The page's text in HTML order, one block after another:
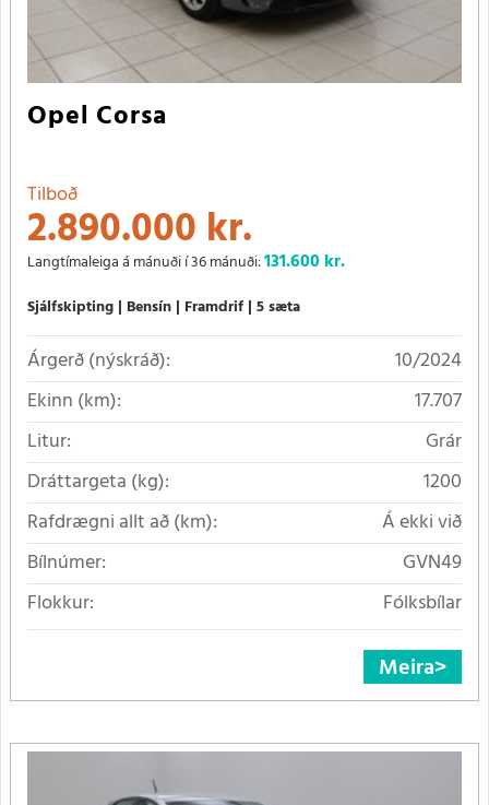
Opel Corsa
Tilboð
2.890.000 kr.
Langtímaleiga á mánuði í 36 mánuði:131.600kr.
Sjálfskipting Bensín Framdrif 5 sæta
Árgerð (nýskráð):
10/2024
Ekinn (km):
17.707
Litur:
Grár
Dráttargeta (kg):
1200
Rafdrægni allt að (km):
Á ekki við
Bílnúmer:
GVN49
Flokkur:
Fólksbílar
Meira